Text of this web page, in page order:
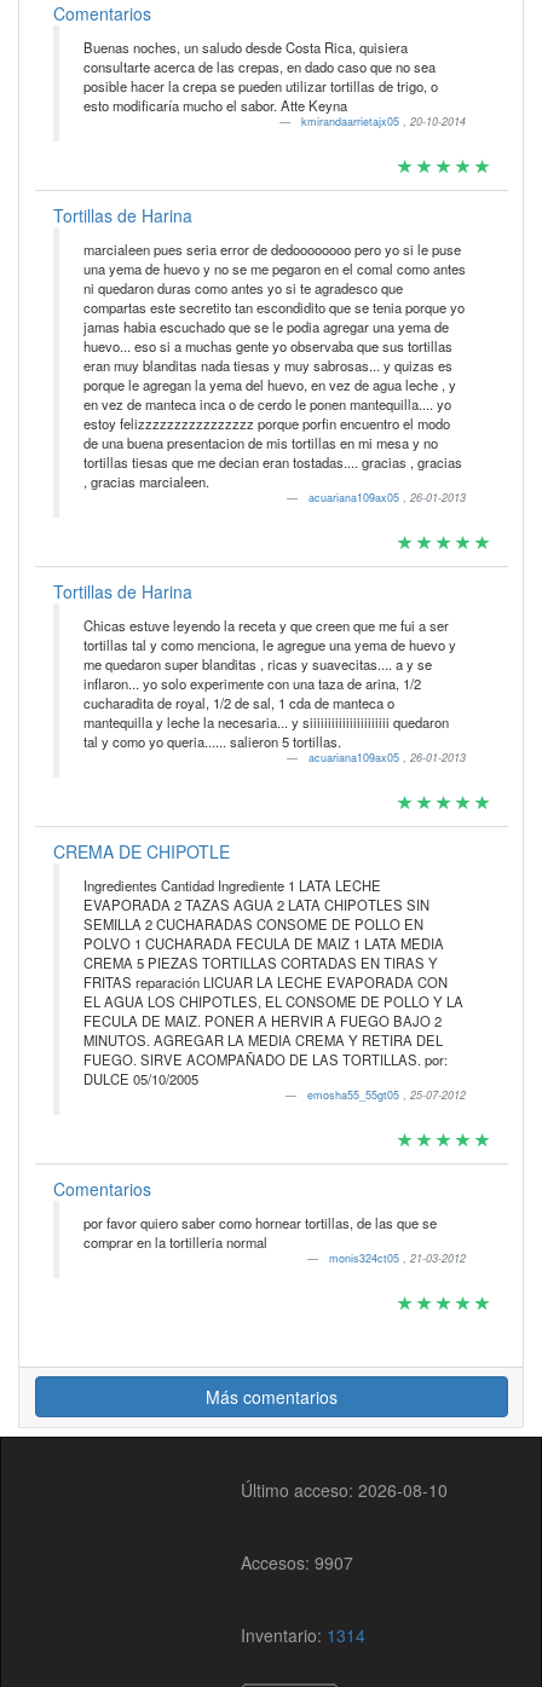
Comentarios
Buenas noches, un saludo desde Costa Rica, quisiera
consultarte acerca de las crepas, en dado caso que no sea
posible hacer la crepa se pueden utilizar tortillas de trigo, o
esto modificaría mucho el sabor. Atte Keyna
kmirandaarrietajx05 , 20-10-2014
Tortillas de Harina
marcialeen pues seria error de dedoooooooo pero yo si le puse
una yema de huevo y no se me pegaron en el comal como antes
ni quedaron duras como antes yo si te agradesco que
compartas este secretito tan escondidito que se tenia porque yo
jamas habia escuchado que se le podia agregar una yema de
huevo... eso si a muchas gente yo observaba que sus tortillas
eran muy blanditas nada tiesas y muy sabrosas... y quizas es
porque le agregan la yema del huevo, en vez de agua leche , y
en vez de manteca inca o de cerdo le ponen mantequilla.... yo
estoy felizzzzzzzzzzzzzzzz porque porfin encuentro el modo
de una buena presentacion de mis tortillas en mi mesa y no
tortillas tiesas que me decian eran tostadas.... gracias , gracias
, gracias marcialeen.
acuariana109ax05 , 26-01-2013
Tortillas de Harina
Chicas estuve leyendo la receta y que creen que me fui a ser
tortillas tal y como menciona, le agregue una yema de huevo y
me quedaron super blanditas , ricas y suavecitas.... a y se
inflaron... yo solo experimente con una taza de arina, 1/2
cucharadita de royal, 1/2 de sal, 1 cda de manteca o
mantequilla y leche la necesaria... y siiiiiiiiiiiiiiiiiiiiii quedaron
tal y como yo queria...... salieron 5 tortillas.
acuariana109ax05 , 26-01-2013
CREMA DE CHIPOTLE
Ingredientes Cantidad Ingrediente 1 LATA LECHE
EVAPORADA 2 TAZAS AGUA 2 LATA CHIPOTLES SIN
SEMILLA 2 CUCHARADAS CONSOME DE POLLO EN
POLVO 1 CUCHARADA FECULA DE MAIZ 1 LATA MEDIA
CREMA 5 PIEZAS TORTILLAS CORTADAS EN TIRAS Y
FRITAS reparación LICUAR LA LECHE EVAPORADA CON
EL AGUA LOS CHIPOTLES, EL CONSOME DE POLLO Y LA
FECULA DE MAIZ. PONER A HERVIR A FUEGO BAJO 2
MINUTOS. AGREGAR LA MEDIA CREMA Y RETIRA DEL
FUEGO. SIRVE ACOMPAÑADO DE LAS TORTILLAS. por:
DULCE 05/10/2005
emosha55_55gt05 , 25-07-2012
Comentarios
por favor quiero saber como hornear tortillas, de las que se
comprar en la tortilleria normal
monis324ct05 , 21-03-2012
Más comentarios
Último acceso: 2026-08-10
Accesos: 9907
Inventario: 1314